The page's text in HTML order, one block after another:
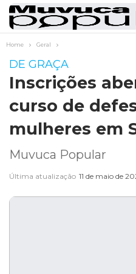
Home Geral
DE GRAÇA
Inscrições
curso de
mulheres em
Muvuca Popular
Última atualização 11 de maio de